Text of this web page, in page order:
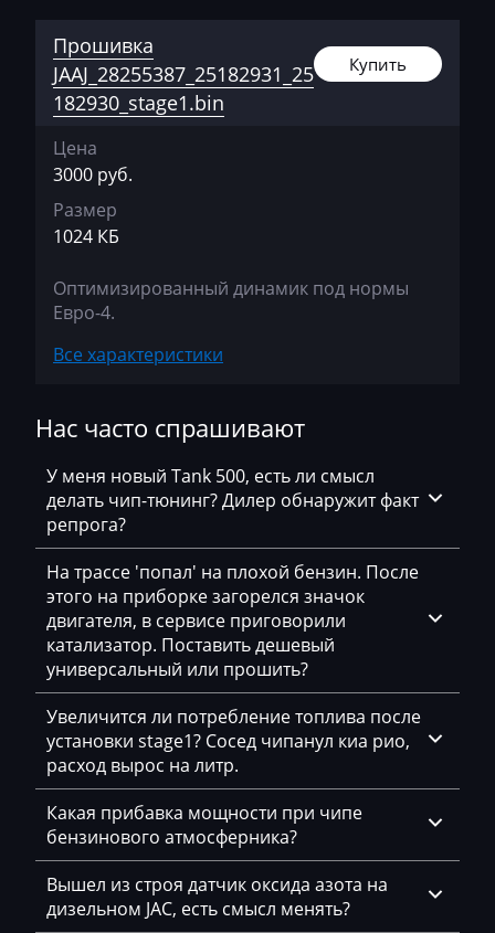
Changan
Changhe
Chery
Chevrolet
Chrysler
Citroen
Claas
CMI
Cupra
Dacia
Daewoo
DAF
Daihatsu
Dammann
Derways
Deutz
Dewulf
Dieci
Dodge
Dongfeng
Прошивка
JAAJ_28255387_25182931_25
182930_stage1.bin
Купить
Цена
3000 руб.
Размер
1024 КБ
Оптимизированный динамик под нормы
Евро-4.
Все характеристики
Нас часто спрашивают
У меня новый Tank 500, есть ли смысл
делать чип-тюнинг? Дилер обнаружит факт
репрога?
На трассе 'попал' на плохой бензин. После
этого на приборке загорелся значок
двигателя, в сервисе приговорили
катализатор. Поставить дешевый
универсальный или прошить?
Увеличится ли потребление топлива после
установки stage1? Сосед чипанул киа рио,
расход вырос на литр.
Какая прибавка мощности при чипе
бензинового атмосферника?
Вышел из строя датчик оксида азота на
дизельном JAC, есть смысл менять?